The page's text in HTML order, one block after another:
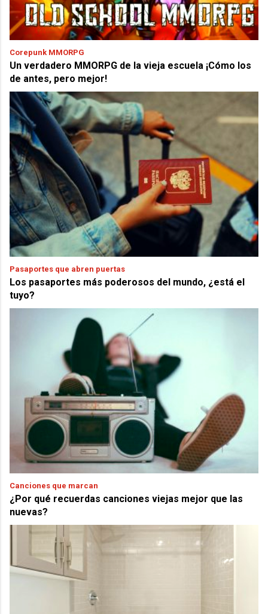
Corepunk MMORPG
Un verdadero MMORPG de la vieja escuela ¡Cómo los
de antes, pero mejor!
Pasaportes que abren puertas
Los pasaportes más poderosos del mundo, ¿está el
tuyo?
Canciones que marcan
¿Por qué recuerdas canciones viejas mejor que las
nuevas?